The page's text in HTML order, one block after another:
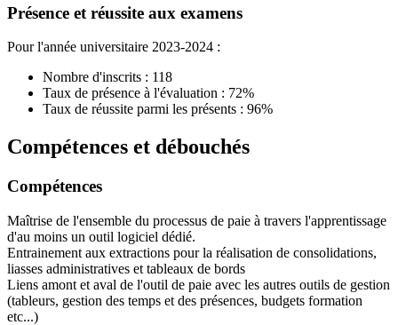
Présence et réussite aux examens
Pour l'année universitaire 2023-2024 :
Nombre d'inscrits : 118
Taux de présence à l'évaluation : 72%
Taux de réussite parmi les présents : 96%
Compétences et débouchés
Compétences
Maîtrise de l'ensemble du processus de paie à travers l'apprentissage
d'au moins un outil logiciel dédié.
Entrainement aux extractions pour la réalisation de consolidations,
liasses administratives et tableaux de bords
Liens amont et aval de l'outil de paie avec les autres outils de gestion
(tableurs, gestion des temps et des présences, budgets formation
etc...)